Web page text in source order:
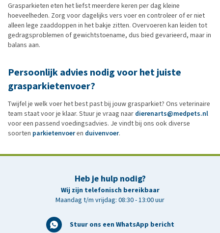
Grasparkieten eten het liefst meerdere keren per dag kleine
hoeveelheden. Zorg voor dagelijks vers voer en controleer of er niet
alleen lege zaaddoppen in het bakje zitten. Overvoeren kan leiden tot
gedragsproblemen of gewichtstoename, dus bied gevarieerd, maar in
balans aan.
Persoonlijk advies nodig voor het juiste
grasparkietenvoer?
Twijfel je welk voer het best past bij jouw grasparkiet? Ons veterinaire
team staat voor je klaar. Stuur je vraag naar dierenarts@medpets.nl
voor een passend voedingsadvies. Je vindt bij ons ook diverse
soorten parkietenvoeren duivenvoer.
Heb je hulp nodig?
Wij zijn telefonisch bereikbaar
Maandag t/m vrijdag: 08:30 - 13:00 uur
Stuur ons een WhatsApp bericht